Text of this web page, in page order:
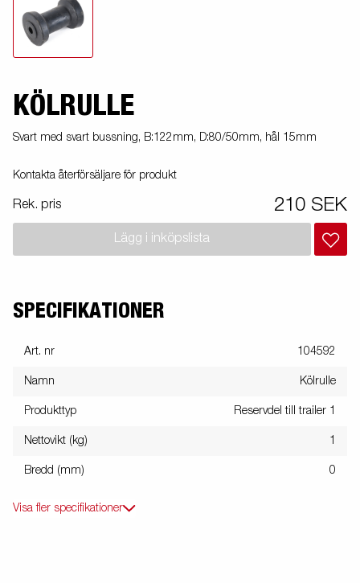
KÖLRULLE
Svart med svart bussning, B:122mm, D:80/50mm, hål 15mm
Kontakta återförsäljare för produkt
Rek. pris 210 SEK
Lägg i inköpslista
SPECIFIKATIONER
Art. nr 104592
Namn Kölrulle
Produkttyp Reservdel till trailer 1
Nettovikt (kg) 1
Bredd (mm) 0
Visa fler specifikationer